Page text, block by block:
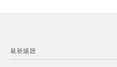
最新議題